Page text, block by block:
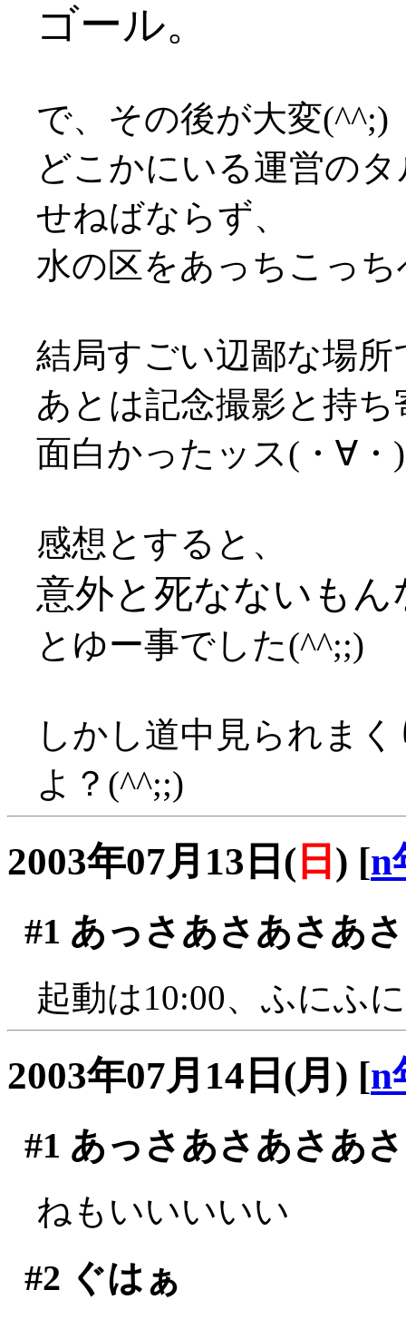
ゴール。
で、その後が大変(^^;)
どこかにいる運営の
せねばならず、
水の区をあっちこっ
結局すごい辺鄙な場
あとは記念撮影と持
面白かったッス(・∀・
感想とすると、
意外と死なないも
とゆー事でした(^^;;)
しかし道中見られま
よ？(^^;;)
2003年07月13日( 日 ) [n
#1 あっさあさあさあ
起動は10:00、ふにふ
2003年07月14日(月) [n
#1 あっさあさあさあ
ねもいいいいい
#2 ぐはぁ